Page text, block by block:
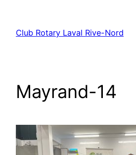
contenu
Club Rotary Laval Rive-Nord
Mayrand-14